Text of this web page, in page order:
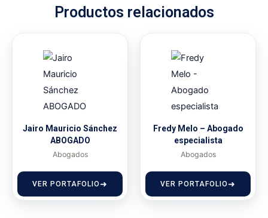
Productos relacionados
Jairo Mauricio Sánchez
ABOGADO
Abogados
VER PORTAFOLIO
Fredy Melo – Abogado
especialista
Abogados
VER PORTAFOLIO